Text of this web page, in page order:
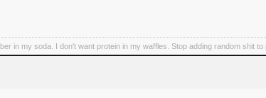
in my soda. I don't want protein in my waffles. Stop adding random shit to